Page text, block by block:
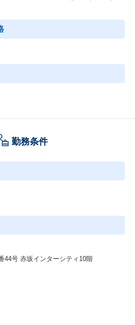
勤務条件
44号 赤坂インターシティ10階